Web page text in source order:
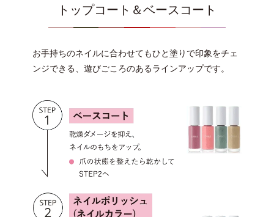
トップコート＆ベースコート
お手持ちのネイルに合わせてもひと塗りで印象をチェ
ンジできる、遊びごころのあるラインアップです。